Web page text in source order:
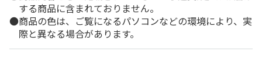
する商品に含まれておりません。
商品の色は、ご覧になるパソコンなどの環境により、実
際と異なる場合があります。